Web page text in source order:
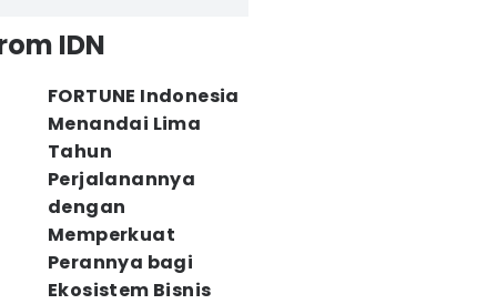
IDN
FORTUNE Indonesia
Menandai Lima
Tahun
Perjalanannya
dengan
Memperkuat
Perannya bagi
Ekosistem Bisnis